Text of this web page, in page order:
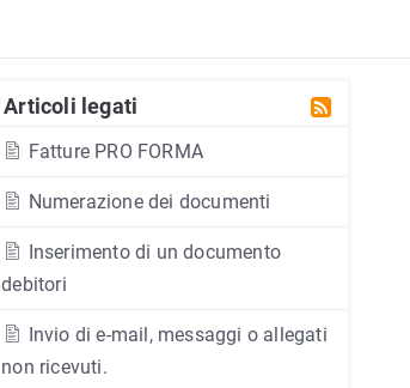
Articoli legati
Fatture PRO FORMA
Numerazione dei documenti
Inserimento di un documento
debitori
Invio di e-mail, messaggi o allegati
non ricevuti.